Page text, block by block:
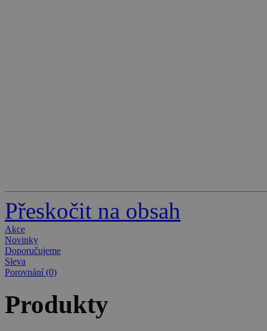
Přeskočit na obsah
Akce
Novinky
Doporučujeme
Sleva
Porovnání (0)
Produkty